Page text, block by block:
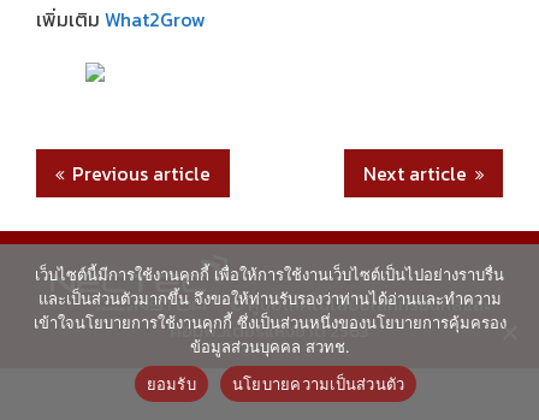
เพิ่มเติม What2Grow
Next article
Previous article
© ศูนย์เทคโนโลยีอิเล็กทรอนิกส์และ
คอมพิวเตอร์แห่งชาติ 2563
เว็บไซต์นี้มีการใช้งานคุกกี้ เพื่อให้การใช้งานเว็บไซต์เป็นไปอย่างราบรื่น
และเป็นส่วนตัวมากขึ้น จึงขอให้ท่านรับรองว่าท่านได้อ่านและทำความ
เข้าใจนโยบายการใช้งานคุกกี้ ซึ่งเป็นส่วนหนึ่งของนโยบายการคุ้มครอง
ข้อมูลส่วนบุคคล สวทช.
ยอมรับ
นโยบายความเป็นส่วนตัว